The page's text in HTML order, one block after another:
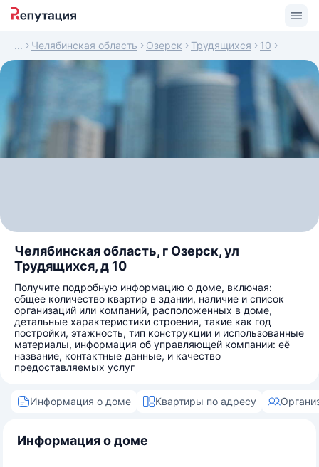
Челябинская область Озерск Трудящихся 10
Челябинская область, г Озерск, ул
Трудящихся, д 10
Получите подробную информацию о доме, включая:
общее количество квартир в здании, наличие и список
организаций или компаний, расположенных в доме,
детальные характеристики строения, такие как год
постройки, этажность, тип конструкции и использованные
материалы, информация об управляющей компании: её
название, контактные данные, и качество
предоставляемых услуг
Информация о доме Квартиры по адресу
Информация о доме